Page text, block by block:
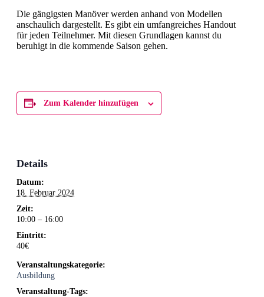
Die gängigsten Manöver werden anhand von Modellen
anschaulich dargestellt. Es gibt ein umfangreiches Handout
für jeden Teilnehmer. Mit diesen Grundlagen kannst du
beruhigt in die kommende Saison gehen.
Zum Kalender hinzufügen
Details
Datum:
18. Februar 2024
Zeit:
10:00 – 16:00
Eintritt:
40€
Veranstaltungskategorie:
Ausbildung
Veranstaltung-Tags: